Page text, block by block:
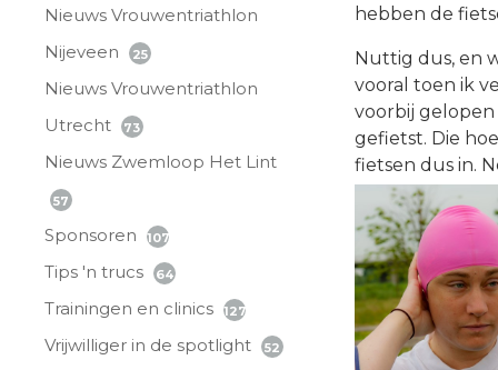
Nieuws Vrouwentriathlon
Nijeveen
25
Nieuws Vrouwentriathlon
Utrecht
73
Nieuws Zwemloop Het Lint
57
Sponsoren 107
Tips 'n trucs 64
Trainingen en clinics 127
Vrijwilliger in de spotlight 52
hebben de
Nuttig dus, en
vooral toen ik
voorbij
gefietst. Die
fietsen dus in.